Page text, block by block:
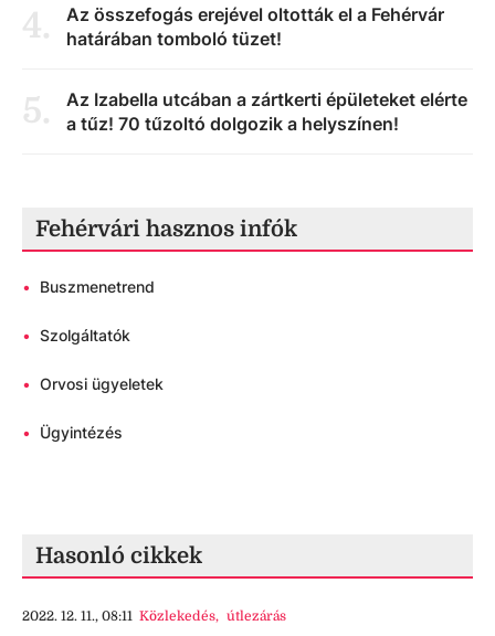
4.
Az összefogás erejével oltották el a Fehérvár
határában tomboló tüzet!
5.
Az Izabella utcában a zártkerti épületeket elérte
a tűz! 70 tűzoltó dolgozik a helyszínen!
Fehérvári hasznos infók
• Buszmenetrend
• Szolgáltatók
• Orvosi ügyeletek
• Ügyintézés
Hasonló cikkek
2022. 12. 11., 08:11 Közlekedés, útlezárás